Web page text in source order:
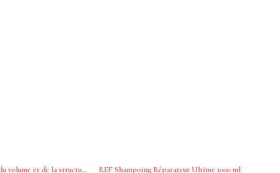
Spray Wax pour du volume et de la structure n.434 REF 250ml REF Shampoing Réparateur Ultime 1000 ml